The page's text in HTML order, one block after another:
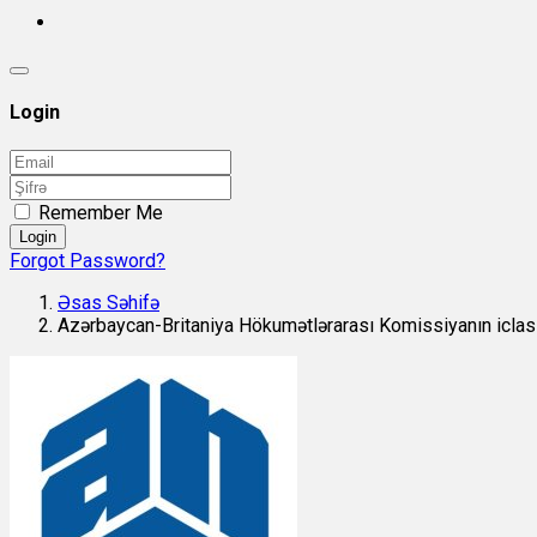
Login
Remember Me
Login
Forgot Password?
Əsas Səhifə
Azərbaycan-Britaniya Hökumətlərarası Komissiyanın